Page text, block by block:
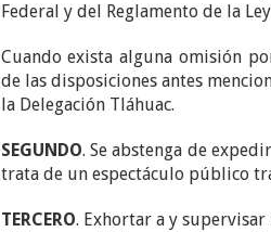
Federal y del Reglamento de la
Cuando exista alguna omisión
de las disposiciones antes
la Delegación Tláhuac.
SEGUNDO. Se abstenga de
trata de un espectáculo público
TERCERO. Exhortar a y